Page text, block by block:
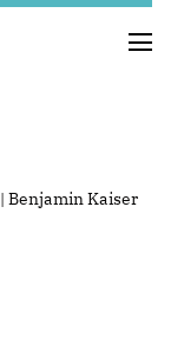
Benjamin Kaiser